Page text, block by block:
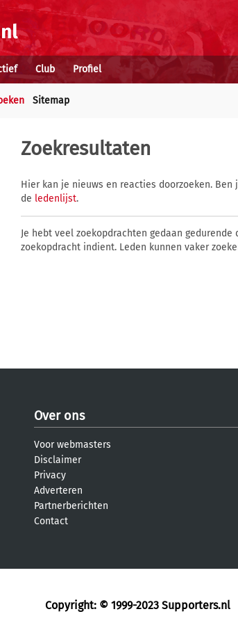
Club Profiel
Sitemap
Zoekresultaten
Hier kan je nieuws en reacties doorzoeken.
de ledenlijst.
Je hebt veel zoekopdrachten gedaan
zoekopdracht indient. Leden kunnen vaker
Over ons
Voor webmasters
Disclaimer
Privacy
Adverteren
Partnerberichten
Contact
Copyright: © 1999-2023 Supporters.nl